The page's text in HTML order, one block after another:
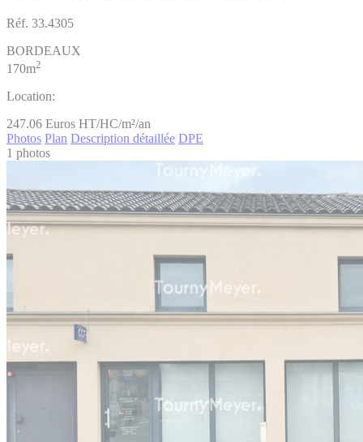
Réf. 33.4305
BORDEAUX
170m2
Location:
247.06 Euros HT/HC/m²/an
Photos Plan Description détaillée DPE
1 photos